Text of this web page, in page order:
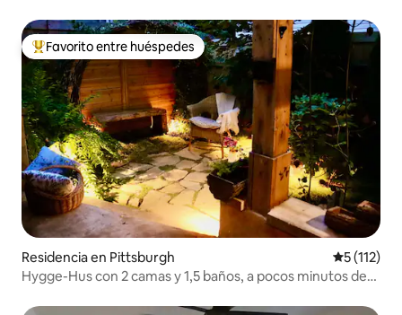
De los mejores en Favorito entre huéspedes
Favorito entre huéspedes
Residencia en Pittsburgh
5 (112)
Hygge-Hus con 2 camas y 1,5 baños, a pocos minutos de